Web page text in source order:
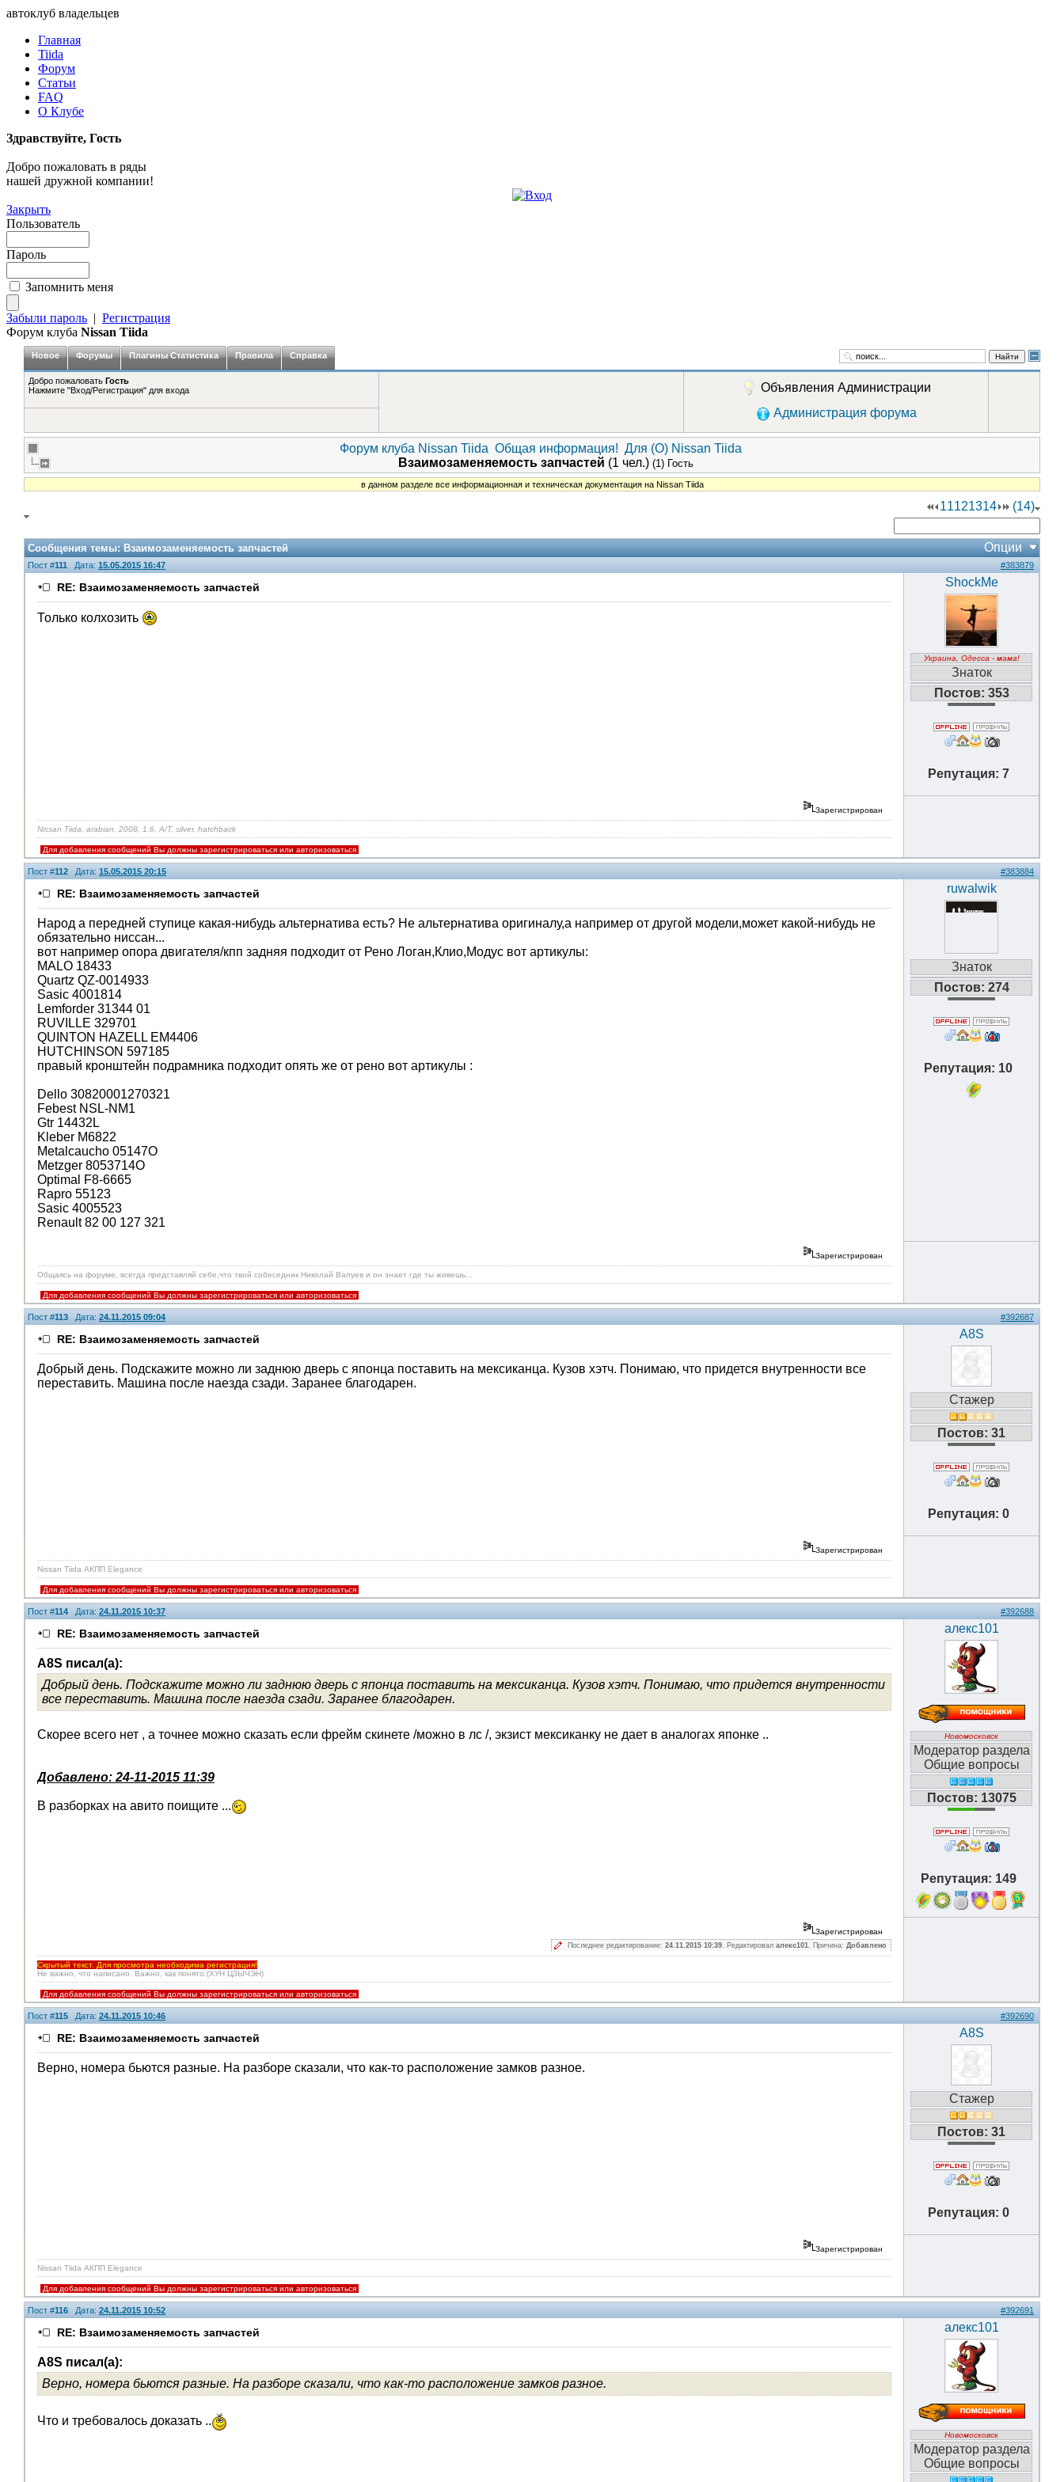
автоклуб владельцев
Главная
Tiida
Форум
Статьи
FAQ
О Клубе
Здравствуйте, Гость
Добро пожаловать в ряды
нашей дружной компании!
Закрыть
Пользователь
Пароль
Запомнить меня
Забыли пароль | Регистрация
Форум клуба Nissan Tiida
Новое Форумы Плагины Статистика Правила Справка Найти
Добро пожаловать Гость
Нажмите "Вход/Регистрация" для входа
Объявления Администрации
Администрация форума
Форум клуба Nissan Tiida Общая информация! Для (О) Nissan Tiida
Взаимозаменяемость запчастей (1 чел.) (1) Гость
в данном разделе все информационная и техническая документация на Nissan Tiida
11121314 (14)
Сообщения темы:Взаимозаменяемость запчастей Опции
Пост #111 Дата: 15.05.2015 16:47 #383879
RE: Взаимозаменяемость запчастей
Только колхозить
ShockMe
Украина, Одесса - мама!
Знаток
Постов: 353
Репутация: 7
Зарегистрирован
Nissan Tiida, arabian, 2008, 1.6, A/T, silver, hatchback
Для добавления сообщений Вы должны зарегистрироваться или авторизоваться
Пост #112 Дата: 15.05.2015 20:15 #383884
RE: Взаимозаменяемость запчастей
Народ а передней ступице какая-нибудь альтернатива есть? Не альтернатива оригиналу,а например от другой модели,может какой-нибудь не
обязательно ниссан...
вот например опора двигателя/кпп задняя подходит от Рено Логан,Клио,Модус вот артикулы:
MALO 18433
Quartz QZ-0014933
Sasic 4001814
Lemforder 31344 01
RUVILLE 329701
QUINTON HAZELL EM4406
HUTCHINSON 597185
правый кронштейн подрамника подходит опять же от рено вот артикулы :
Dello 30820001270321
Febest NSL-NM1
Gtr 14432L
Kleber M6822
Metalcaucho 05147О
Metzger 8053714О
Optimal F8-6665
Rapro 55123
Sasic 4005523
Renault 82 00 127 321
ruwalwik
Знаток
Постов: 274
Репутация: 10
Зарегистрирован
Общаясь на форуме, всегда представляй себе,что твой собеседник Николай Валуев и он знает где ты живешь...
Для добавления сообщений Вы должны зарегистрироваться или авторизоваться
Пост #113 Дата: 24.11.2015 09:04 #392687
RE: Взаимозаменяемость запчастей
Добрый день. Подскажите можно ли заднюю дверь с японца поставить на мексиканца. Кузов хэтч. Понимаю, что придется внутренности все
переставить. Машина после наезда сзади. Заранее благодарен.
A8S
Стажер
Постов: 31
Репутация: 0
Зарегистрирован
Nissan Tiida АКПП Elegance
Для добавления сообщений Вы должны зарегистрироваться или авторизоваться
Пост #114Дата: 24.11.2015 10:37 #392688
RE: Взаимозаменяемость запчастей
A8S писал(а):
Добрый день. Подскажите можно ли заднюю дверь с японца поставить на мексиканца. Кузов хэтч. Понимаю, что придется внутренности
все переставить. Машина после наезда сзади. Заранее благодарен.
Скорее всего нет , а точнее можно сказать если фрейм скинете /можно в лс /, экзист мексиканку не дает в аналогах японке ..
Добавлено: 24-11-2015 11:39
В разборках на авито поищите ...
алекс101
Новомосковск
Модератор раздела
Общие вопросы
Постов: 13075
Репутация: 149
5
Зарегистрирован
Последнее редактирование: 24.11.2015 10:39. Редактировал алекс101. Причина: Добавлено
Скрытый текст. Для просмотра необходима регистрация!
Не важно, что написано. Важно, как понято.(ХУН ЦЗЫЧЭН)
Для добавления сообщений Вы должны зарегистрироваться или авторизоваться
Пост #115 Дата: 24.11.2015 10:46 #392690
RE: Взаимозаменяемость запчастей
Верно, номера бьются разные. На разборе сказали, что как-то расположение замков разное.
A8S
Стажер
Постов: 31
Репутация: 0
Зарегистрирован
Nissan Tiida АКПП Elegance
Для добавления сообщений Вы должны зарегистрироваться или авторизоваться
Пост #116 Дата: 24.11.2015 10:52 #392691
RE: Взаимозаменяемость запчастей
A8S писал(а):
Верно, номера бьются разные. На разборе сказали, что как-то расположение замков разное.
Что и требовалось доказать ..
алекс101
Новомосковск
Модератор раздела
Общие вопросы